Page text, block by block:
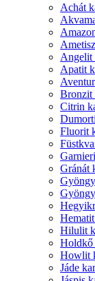
Achát
Angelit
Apatit
Bronzit
Citrin
Fluorit
Gránát
Hilulit
Holdkő
Howlit
Jáde